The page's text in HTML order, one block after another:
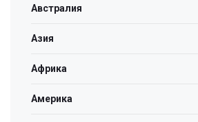
Австралия
Азия
Африка
Америка